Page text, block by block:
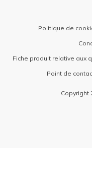
Politique de
Fiche produit relative aux
Point de
Copyright